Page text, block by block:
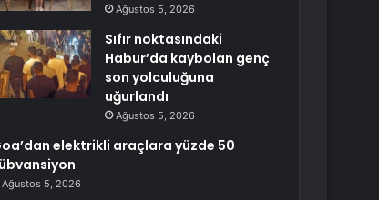
Ağustos 5, 2026
Sıfır noktasındaki
Habur’da kaybolan genç
son yolculuğuna
uğurlandı
Ağustos 5, 2026
elektrikli araçlara yüzde 50
Ağustos 5, 2026